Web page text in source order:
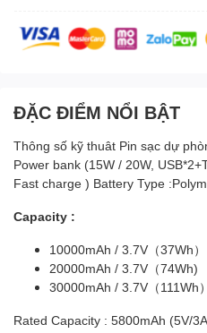
ĐẶC ĐIỂM NỔI BẬT
Thông số kỹ thuât Pin sạc dự
Power bank (15W / 20W,
Fast charge ) Battery Type
Capacity :
10000mAh / 3.7V（37Wh）
20000mAh / 3.7V（74Wh)
30000mAh / 3.7V（111Wh）
Rated Capacity : 5800mAh (5V/